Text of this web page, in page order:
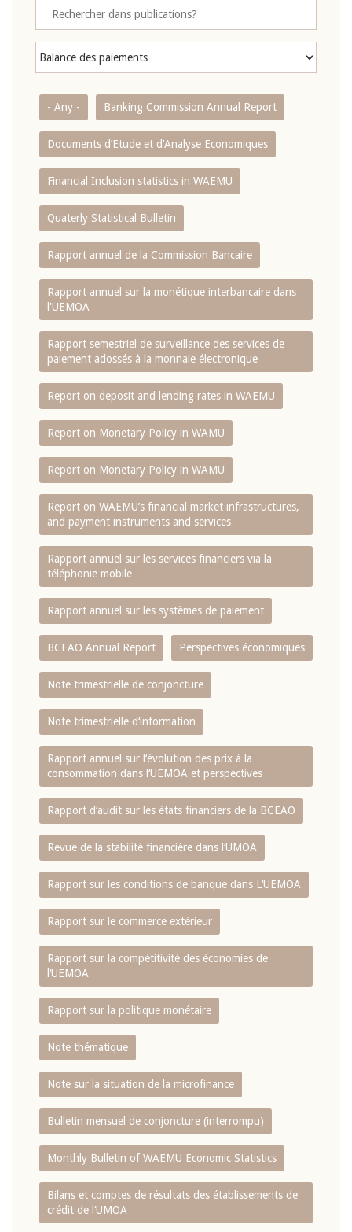
- Any - Banking Commission Annual Report
Documents d’Etude et d’Analyse Economiques
Financial Inclusion statistics in WAEMU
Quaterly Statistical Bulletin
Rapport annuel de la Commission Bancaire
Rapport annuel sur la monétique interbancaire dans
l'UEMOA
Rapport semestriel de surveillance des services de
paiement adossés à la monnaie électronique
Report on deposit and lending rates in WAEMU
Report on Monetary Policy in WAMU
Report on Monetary Policy in WAMU
Report on WAEMU’s financial market infrastructures,
and payment instruments and services
Rapport annuel sur les services financiers via la
téléphonie mobile
Rapport annuel sur les systèmes de paiement
BCEAO Annual Report Perspectives économiques
Note trimestrielle de conjoncture
Note trimestrielle d‘information
Rapport annuel sur l‘évolution des prix à la
consommation dans l‘UEMOA et perspectives
Rapport d‘audit sur les états financiers de la BCEAO
Revue de la stabilité financière dans l‘UMOA
Rapport sur les conditions de banque dans L‘UEMOA
Rapport sur le commerce extérieur
Rapport sur la compétitivité des économies de
l‘UEMOA
Rapport sur la politique monétaire
Note thématique
Note sur la situation de la microfinance
Bulletin mensuel de conjoncture (interrompu)
Monthly Bulletin of WAEMU Economic Statistics
Bilans et comptes de résultats des établissements de
crédit de l‘UMOA